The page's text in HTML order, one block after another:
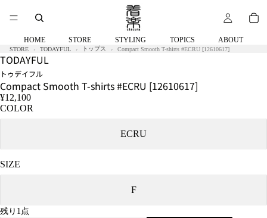
HOME STORE STYLING TOPICS ABOUT
STORE TODAYFUL トップス Compact Smooth T-shirts #ECRU [12610617]
TODAYFUL
トゥデイフル
Compact Smooth T-shirts #ECRU [12610617]
¥12,100
COLOR
ECRU
SIZE
F
残り1点